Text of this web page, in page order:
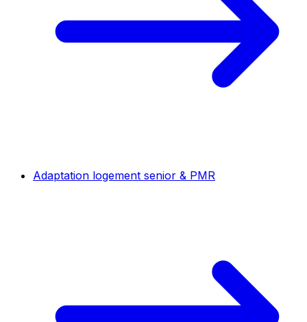
Adaptation logement senior & PMR